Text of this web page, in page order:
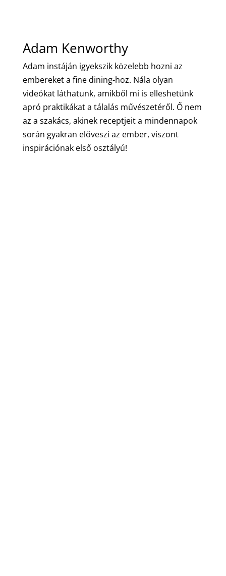
Adam Kenworthy
Adam instáján igyekszik közelebb hozni az
embereket a fine dining-hoz. Nála olyan
videókat láthatunk, amikből mi is elleshetünk
apró praktikákat a tálalás művészetéről. Ő nem
az a szakács, akinek receptjeit a mindennapok
során gyakran előveszi az ember, viszont
inspirációnak első osztályú!